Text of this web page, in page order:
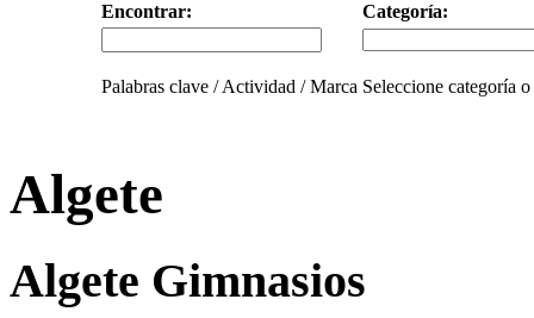
Encontrar: Categoría:
Palabras clave / Actividad / Marca Seleccione categoría
Algete
Algete Gimnasios